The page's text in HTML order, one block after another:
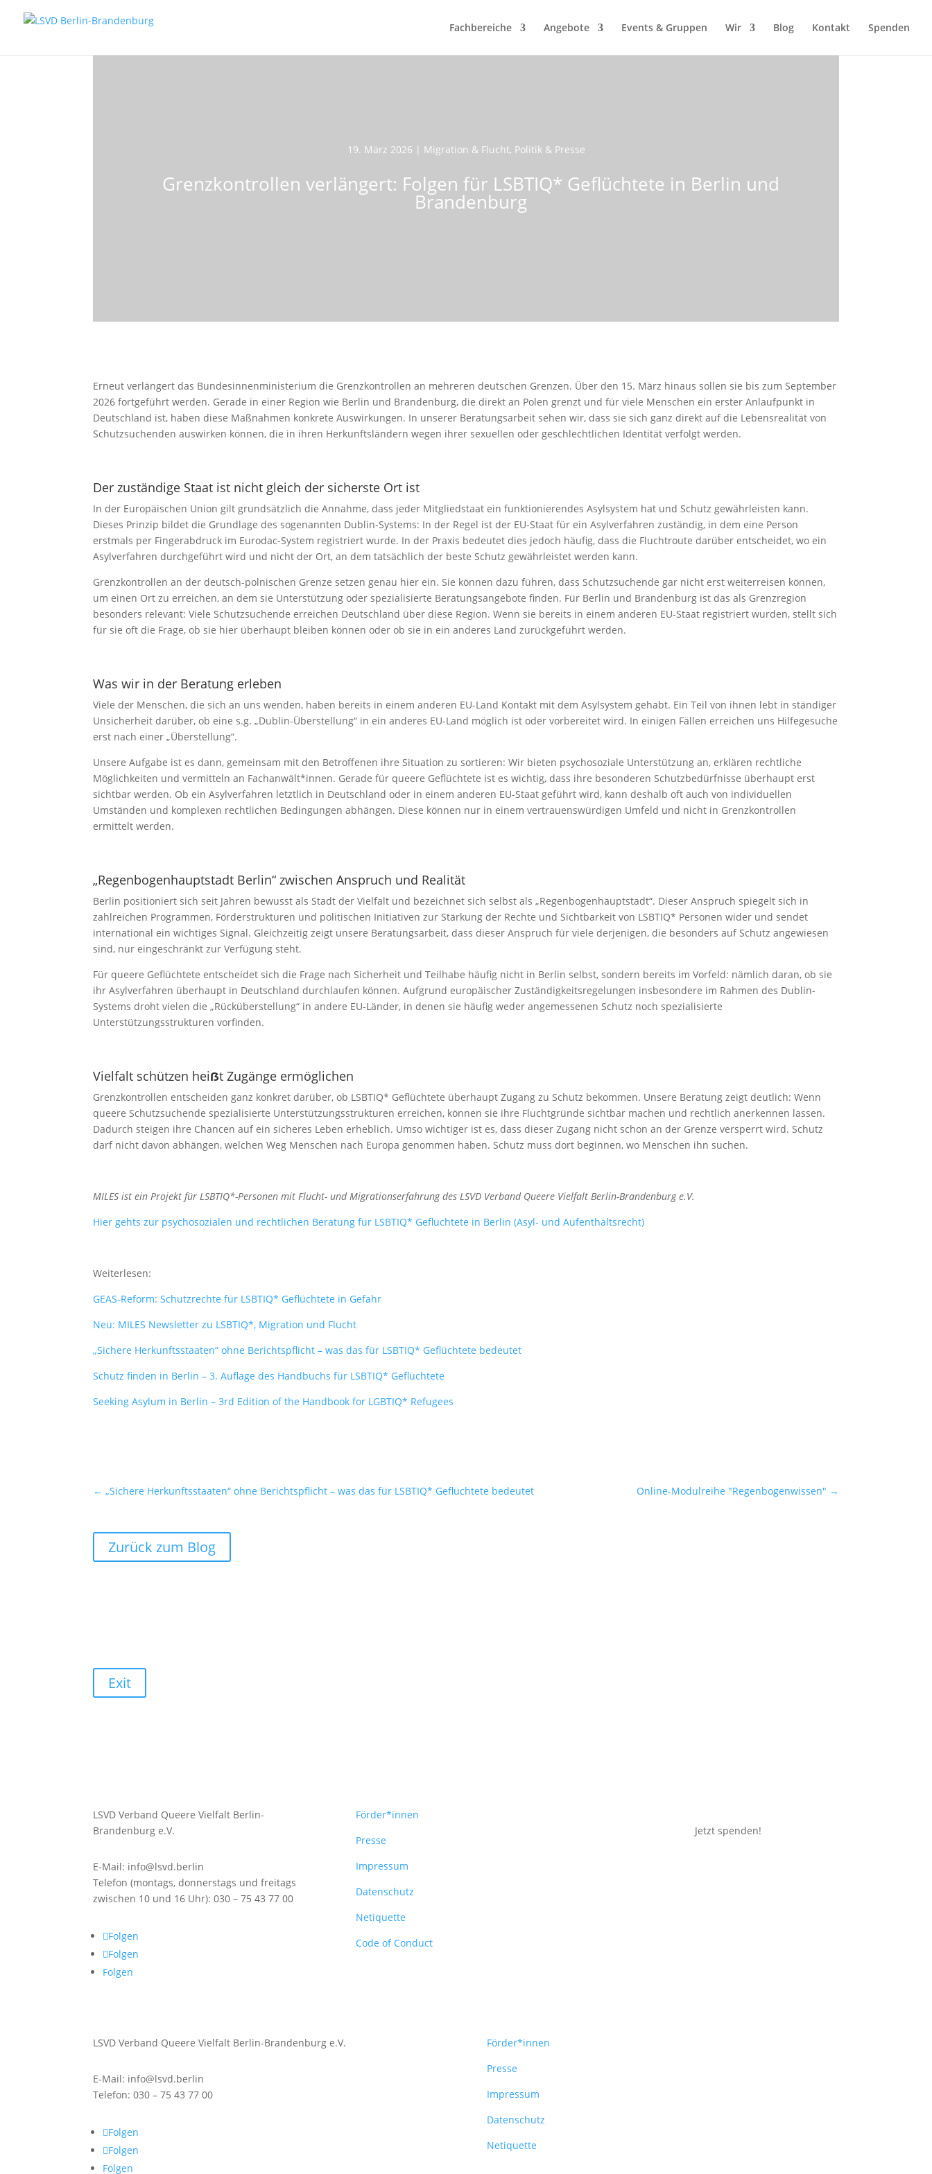
Fachbereiche Angebote Events & Gruppen Wir Blog Kontakt Spenden
19. März 2026 | Migration & Flucht, Politik & Presse
Grenzkontrollen verlängert: Folgen für LSBTIQ* Geflüchtete in Berlin und
Brandenburg
Erneut verlängert das Bundesinnenministerium die Grenzkontrollen an mehreren deutschen Grenzen. Über den 15. März hinaus sollen sie bis zum September
2026 fortgeführt werden. Gerade in einer Region wie Berlin und Brandenburg, die direkt an Polen grenzt und für viele Menschen ein erster Anlaufpunkt in
Deutschland ist, haben diese Maßnahmen konkrete Auswirkungen. In unserer Beratungsarbeit sehen wir, dass sie sich ganz direkt auf die Lebensrealität von
Schutzsuchenden auswirken können, die in ihren Herkunftsländern wegen ihrer sexuellen oder geschlechtlichen Identität verfolgt werden.
Der zuständige Staat ist nicht gleich der sicherste Ort ist
In der Europäischen Union gilt grundsätzlich die Annahme, dass jeder Mitgliedstaat ein funktionierendes Asylsystem hat und Schutz gewährleisten kann.
Dieses Prinzip bildet die Grundlage des sogenannten Dublin-Systems: In der Regel ist der EU-Staat für ein Asylverfahren zuständig, in dem eine Person
erstmals per Fingerabdruck im Eurodac-System registriert wurde. In der Praxis bedeutet dies jedoch häufig, dass die Fluchtroute darüber entscheidet, wo ein
Asylverfahren durchgeführt wird und nicht der Ort, an dem tatsächlich der beste Schutz gewährleistet werden kann.
Grenzkontrollen an der deutsch-polnischen Grenze setzen genau hier ein. Sie können dazu führen, dass Schutzsuchende gar nicht erst weiterreisen können,
um einen Ort zu erreichen, an dem sie Unterstützung oder spezialisierte Beratungsangebote finden. Für Berlin und Brandenburg ist das als Grenzregion
besonders relevant: Viele Schutzsuchende erreichen Deutschland über diese Region. Wenn sie bereits in einem anderen EU-Staat registriert wurden, stellt sich
für sie oft die Frage, ob sie hier überhaupt bleiben können oder ob sie in ein anderes Land zurückgeführt werden.
Was wir in der Beratung erleben
Viele der Menschen, die sich an uns wenden, haben bereits in einem anderen EU-Land Kontakt mit dem Asylsystem gehabt. Ein Teil von ihnen lebt in ständiger
Unsicherheit darüber, ob eine s.g. „Dublin-Überstellung“ in ein anderes EU-Land möglich ist oder vorbereitet wird. In einigen Fällen erreichen uns Hilfegesuche
erst nach einer „Überstellung“.
Unsere Aufgabe ist es dann, gemeinsam mit den Betroffenen ihre Situation zu sortieren: Wir bieten psychosoziale Unterstützung an, erklären rechtliche
Möglichkeiten und vermitteln an Fachanwält*innen. Gerade für queere Geflüchtete ist es wichtig, dass ihre besonderen Schutzbedürfnisse überhaupt erst
sichtbar werden. Ob ein Asylverfahren letztlich in Deutschland oder in einem anderen EU-Staat geführt wird, kann deshalb oft auch von individuellen
Umständen und komplexen rechtlichen Bedingungen abhängen. Diese können nur in einem vertrauenswürdigen Umfeld und nicht in Grenzkontrollen
ermittelt werden.
„Regenbogenhauptstadt Berlin“ zwischen Anspruch und Realität
Berlin positioniert sich seit Jahren bewusst als Stadt der Vielfalt und bezeichnet sich selbst als „Regenbogenhauptstadt“. Dieser Anspruch spiegelt sich in
zahlreichen Programmen, Förderstrukturen und politischen Initiativen zur Stärkung der Rechte und Sichtbarkeit von LSBTIQ* Personen wider und sendet
international ein wichtiges Signal. Gleichzeitig zeigt unsere Beratungsarbeit, dass dieser Anspruch für viele derjenigen, die besonders auf Schutz angewiesen
sind, nur eingeschränkt zur Verfügung steht.
Für queere Geflüchtete entscheidet sich die Frage nach Sicherheit und Teilhabe häufig nicht in Berlin selbst, sondern bereits im Vorfeld: nämlich daran, ob sie
ihr Asylverfahren überhaupt in Deutschland durchlaufen können. Aufgrund europäischer Zuständigkeitsregelungen insbesondere im Rahmen des Dublin-
Systems droht vielen die „Rücküberstellung“ in andere EU-Länder, in denen sie häufig weder angemessenen Schutz noch spezialisierte
Unterstützungsstrukturen vorfinden.
Vielfalt schützen heiẞt Zugänge ermöglichen
Grenzkontrollen entscheiden ganz konkret darüber, ob LSBTIQ* Geflüchtete überhaupt Zugang zu Schutz bekommen. Unsere Beratung zeigt deutlich: Wenn
queere Schutzsuchende spezialisierte Unterstützungsstrukturen erreichen, können sie ihre Fluchtgründe sichtbar machen und rechtlich anerkennen lassen.
Dadurch steigen ihre Chancen auf ein sicheres Leben erheblich. Umso wichtiger ist es, dass dieser Zugang nicht schon an der Grenze versperrt wird. Schutz
darf nicht davon abhängen, welchen Weg Menschen nach Europa genommen haben. Schutz muss dort beginnen, wo Menschen ihn suchen.
MILES ist ein Projekt für LSBTIQ*-Personen mit Flucht- und Migrationserfahrung des LSVD Verband Queere Vielfalt Berlin-Brandenburg e.V.
Hier gehts zur psychosozialen und rechtlichen Beratung für LSBTIQ* Geflüchtete in Berlin (Asyl- und Aufenthaltsrecht)
Weiterlesen:
GEAS-Reform: Schutzrechte für LSBTIQ* Geflüchtete in Gefahr
Neu: MILES Newsletter zu LSBTIQ*, Migration und Flucht
„Sichere Herkunftsstaaten“ ohne Berichtspflicht – was das für LSBTIQ* Geflüchtete bedeutet
Schutz finden in Berlin – 3. Auflage des Handbuchs für LSBTIQ* Geflüchtete
Seeking Asylum in Berlin – 3rd Edition of the Handbook for LGBTIQ* Refugees
←„Sichere Herkunftsstaaten“ ohne Berichtspflicht – was das für LSBTIQ* Geflüchtete bedeutet Online-Modulreihe "Regenbogenwissen" →
Zurück zum Blog
Exit
LSVD Verband Queere Vielfalt Berlin-
Brandenburg e.V.
E-Mail: info@lsvd.berlin
Telefon (montags, donnerstags und freitags
zwischen 10 und 16 Uhr): 030 – 75 43 77 00
Folgen
Folgen
Folgen
Förder*innen
Presse
Impressum
Datenschutz
Netiquette
Code of Conduct
Jetzt spenden!
LSVD Verband Queere Vielfalt Berlin-Brandenburg e.V.
E-Mail: info@lsvd.berlin
Telefon: 030 – 75 43 77 00
Folgen
Folgen
Folgen
Förder*innen
Presse
Impressum
Datenschutz
Netiquette